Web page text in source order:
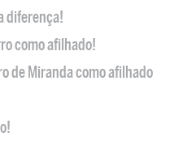
diferença!
como afilhado!
de Miranda como afilhado